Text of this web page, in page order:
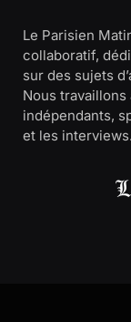
Le Parisien
collaboratif,
sur des sujets
Nous
indépendants,
et les interviews.